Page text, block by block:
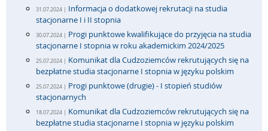
31.07.2024 | Informacja o dodatkowej rekrutacji na studia
stacjonarne I i II stopnia
30.07.2024 | Progi punktowe kwalifikujące do przyjęcia na studia
stacjonarne I stopnia w roku akademickim 2024/2025
25.07.2024 | Komunikat dla Cudzoziemców rekrutujących się na
bezpłatne studia stacjonarne I stopnia w języku polskim
25.07.2024 | Progi punktowe (drugie) - I stopień studiów
stacjonarnych
18.07.2024 | Komunikat dla Cudzoziemców rekrutujących się na
bezpłatne studia stacjonarne I stopnia w języku polskim